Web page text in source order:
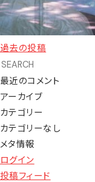
投
稿
ナ
ビ
ゲ
ー
シ
ョ
ン
過去の投稿
最近のコメント
アーカイブ
カテゴリー
カテゴリーなし
メタ情報
ログイン
投稿フィード